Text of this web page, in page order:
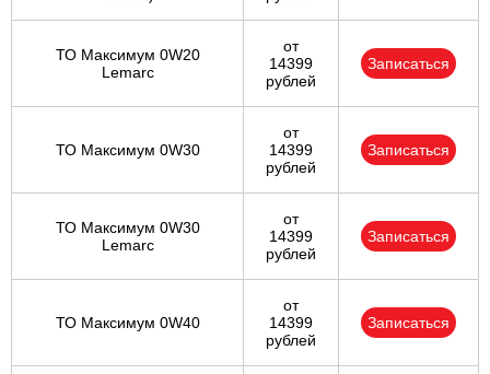
ТО Максимум 0W20
Lemarc
от
14399
рублей
Записаться
ТО Максимум 0W30
от
14399
рублей
Записаться
ТО Максимум 0W30
Lemarc
от
14399
рублей
Записаться
ТО Максимум 0W40
от
14399
рублей
Записаться